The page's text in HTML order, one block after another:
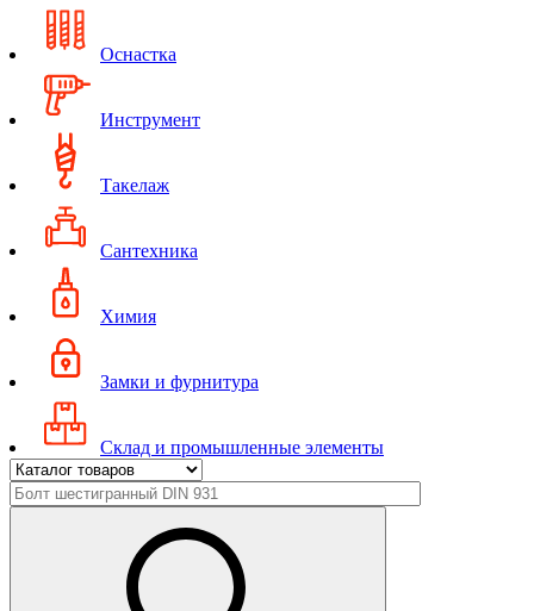
Оснастка
Инструмент
Такелаж
Сантехника
Химия
Замки и фурнитура
Склад и промышленные элементы